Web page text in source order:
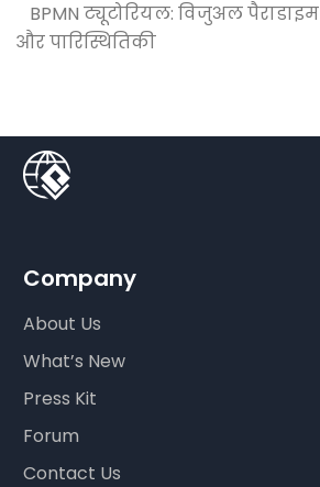
BPMN ट्यूटोरियल: विजुअल
और पारिस्थितिकी
Company
About Us
What’s New
Press Kit
Forum
Contact Us